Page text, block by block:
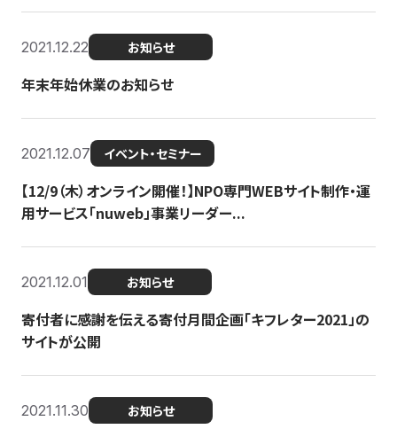
2021.12.22 お知らせ
年末年始休業のお知らせ
2021.12.07 イベント・セミナー
【12/9（木）オンライン開催！】NPO専門WEBサイト制作・運
用サービス「nuweb」事業リーダー...
2021.12.01 お知らせ
寄付者に感謝を伝える寄付月間企画「キフレター2021」の
サイトが公開
2021.11.30 お知らせ